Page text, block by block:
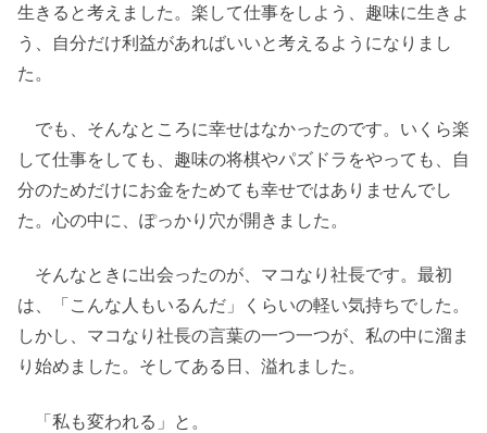
生きると考えました。楽して仕事をしよう、趣味に生きよ
う、自分だけ利益があればいいと考えるようになりまし
た。
でも、そんなところに幸せはなかったのです。いくら楽
して仕事をしても、趣味の将棋やパズドラをやっても、自
分のためだけにお金をためても幸せではありませんでし
た。心の中に、ぽっかり穴が開きました。
そんなときに出会ったのが、マコなり社長です。最初
は、「こんな人もいるんだ」くらいの軽い気持ちでした。
しかし、マコなり社長の言葉の一つ一つが、私の中に溜ま
り始めました。そしてある日、溢れました。
「私も変われる」と。